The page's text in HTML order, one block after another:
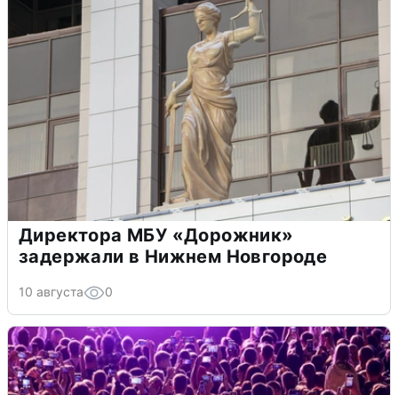
Директора МБУ «Дорожник»
задержали в Нижнем Новгороде
10 августа 0